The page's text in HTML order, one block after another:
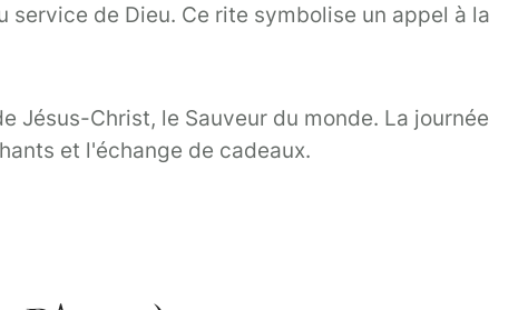
de Dieu. Ce rite symbolise un appel à la
Jésus-Christ, le Sauveur du monde. La journée
et l'échange de cadeaux.